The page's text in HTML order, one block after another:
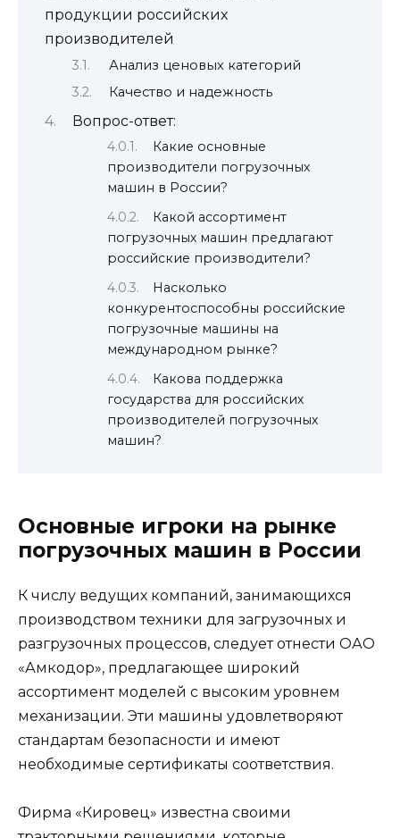
продукции российских
производителей
Анализ ценовых категорий
Качество и надежность
Вопрос-ответ:
Какие основные
производители погрузочных
машин в России?
Какой ассортимент
погрузочных машин предлагают
российские производители?
Насколько
конкурентоспособны российские
погрузочные машины на
международном рынке?
Какова поддержка
государства для российских
производителей погрузочных
машин?
Основные игроки на рынке
погрузочных машин в России
К числу ведущих компаний, занимающихся
производством техники для загрузочных и
разгрузочных процессов, следует отнести ОАО
«Амкодор», предлагающее широкий
ассортимент моделей с высоким уровнем
механизации. Эти машины удовлетворяют
стандартам безопасности и имеют
необходимые сертификаты соответствия.
Фирма «Кировец» известна своими